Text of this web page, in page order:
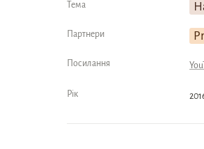
Тема
Партнери
Посилання
Рік